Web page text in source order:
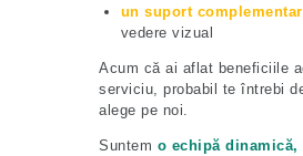
un suport complementar
vedere vizual
Acum că ai aflat beneficiile
serviciu, probabil te întrebi
alege pe noi.
Suntem o echipă dinamică,